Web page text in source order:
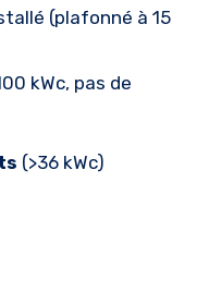
(plafonné à 15
kWc, pas de
(>36 kWc)